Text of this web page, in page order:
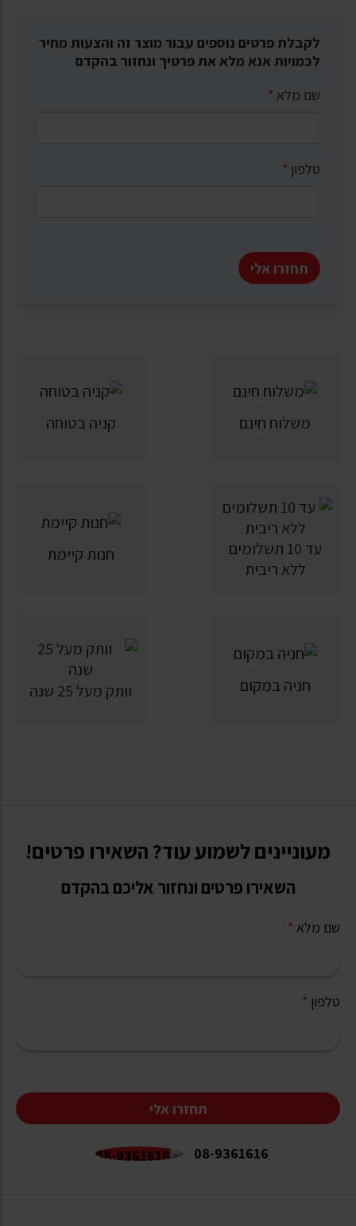
לקבלת פרטים נוספים עבור מוצר זה והצעות מחיר
לכמויות אנא מלא את פרטיך ונחזור בהקדם
שם מלא *
טלפון *
תחזרו אלי
משלוח חינם קניה בטוחה
עד 10 תשלומים
ללא ריבית
חנות קיימת
חניה במקום וותק מעל 25 שנה
מעוניינים לשמוע עוד? השאירו פרטים!
השאירו פרטים ונחזור אליכם בהקדם
שם מלא *
טלפון *
תחזרו אלי
08-9361616